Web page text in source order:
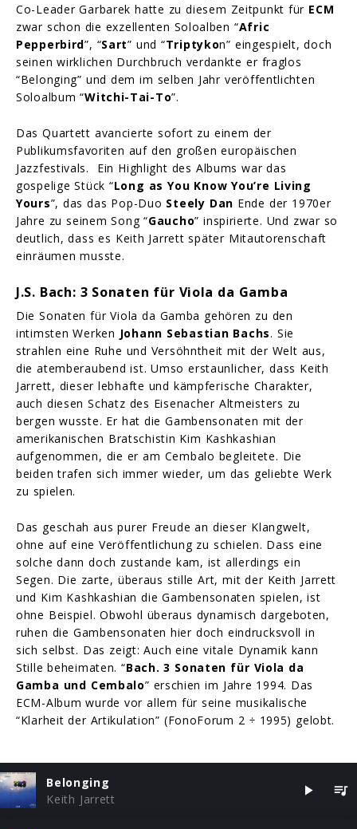
Co-Leader Garbarek hatte zu diesem Zeitpunkt für ECM
zwar schon die exzellenten Soloalben “Afric
Pepperbird”, “Sart” und “Triptykon” eingespielt, doch
seinen wirklichen Durchbruch verdankte er fraglos
“Belonging” und dem im selben Jahr veröffentlichten
Soloalbum “Witchi-Tai-To”.
Das Quartett avancierte sofort zu einem der
Publikumsfavoriten auf den großen europäischen
Jazzfestivals. Ein Highlight des Albums war das
gospelige Stück “Long as You Know You’re Living
Yours”, das das Pop-Duo Steely Dan Ende der 1970er
Jahre zu seinem Song “Gaucho” inspirierte. Und zwar so
deutlich, dass es Keith Jarrett später Mitautorenschaft
einräumen musste.
J.S. Bach: 3 Sonaten für Viola da Gamba
Die Sonaten für Viola da Gamba gehören zu den
intimsten Werken Johann Sebastian Bachs. Sie
strahlen eine Ruhe und Versöhntheit mit der Welt aus,
die atemberaubend ist. Umso erstaunlicher, dass Keith
Jarrett, dieser lebhafte und kämpferische Charakter,
auch diesen Schatz des Eisenacher Altmeisters zu
bergen wusste. Er hat die Gambensonaten mit der
amerikanischen Bratschistin Kim Kashkashian
aufgenommen, die er am Cembalo begleitete. Die
beiden trafen sich immer wieder, um das geliebte Werk
zu spielen.
Das geschah aus purer Freude an dieser Klangwelt,
ohne auf eine Veröffentlichung zu schielen. Dass eine
solche dann doch zustande kam, ist allerdings ein
Segen. Die zarte, überaus stille Art, mit der Keith Jarrett
und Kim Kashkashian die Gambensonaten spielen, ist
ohne Beispiel. Obwohl überaus dynamisch dargeboten,
ruhen die Gambensonaten hier doch eindrucksvoll in
sich selbst. Das zeigt: Auch eine vitale Dynamik kann
Stille beheimaten. “Bach. 3 Sonaten für Viola da
Gamba und Cembalo” erschien im Jahre 1994. Das
ECM-Album wurde vor allem für seine musikalische
“Klarheit der Artikulation” (FonoForum 2 ÷ 1995) gelobt.
Belonging
Keith Jarrett